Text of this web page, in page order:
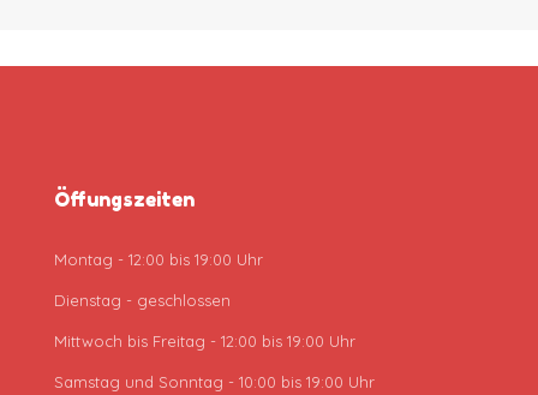
Öffungszeiten
Montag - 12:00 bis 19:00 Uhr
Dienstag - geschlossen
Mittwoch bis Freitag - 12:00 bis 19:00 Uhr
Samstag und Sonntag - 10:00 bis 19:00 Uhr